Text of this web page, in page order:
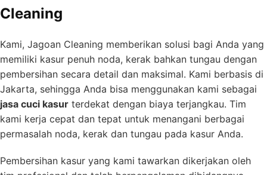
Cleaning
Kami, Jagoan Cleaning memberikan solusi bagi Anda yang
memiliki kasur penuh noda, kerak bahkan tungau dengan
pembersihan secara detail dan maksimal. Kami berbasis di
Jakarta, sehingga Anda bisa menggunakan kami sebagai
jasa cuci kasur terdekat dengan biaya terjangkau. Tim
kami kerja cepat dan tepat untuk menangani berbagai
permasalah noda, kerak dan tungau pada kasur Anda.
Pembersihan kasur yang kami tawarkan dikerjakan oleh